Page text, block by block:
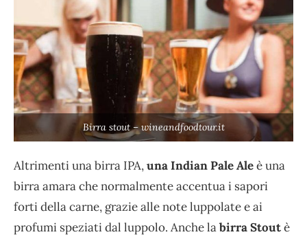
Birra stout – wineandfoodtour.it
Altrimenti una birra IPA,una Indian Pale Aleè una
birra amara che normalmente accentua i sapori
forti della carne, grazie alle note luppolate e ai
profumi speziati dal luppolo. Anche labirra Stoutè